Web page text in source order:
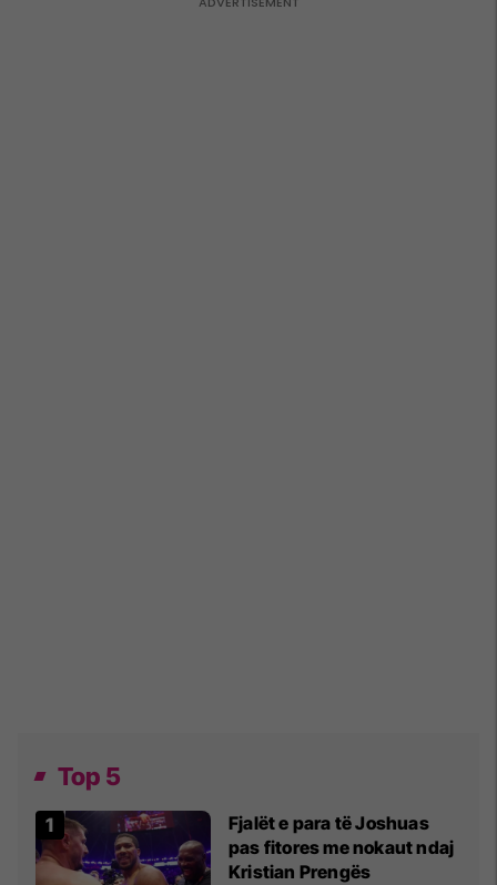
Top 5
Fjalët e para të Joshuas
pas fitores me nokaut ndaj
Kristian Prengës